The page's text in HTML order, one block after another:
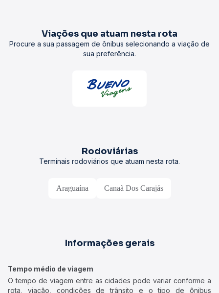
Viações que atuam nesta rota
Procure a sua passagem de ônibus selecionando a viação de
sua preferência.
Rodoviárias
Terminais rodoviários que atuam nesta rota.
Araguaína Canaã Dos Carajás
Informações gerais
Tempo médio de viagem
O tempo de viagem entre as cidades pode variar conforme a
rota, viação, condições de trânsito e o tipo de ônibus